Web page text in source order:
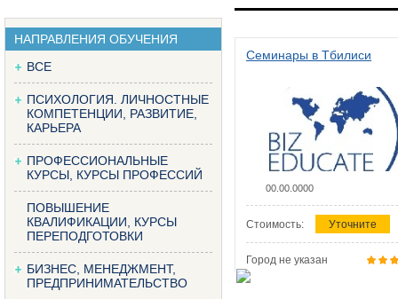
НАПРАВЛЕНИЯ ОБУЧЕНИЯ
ВСЕ
ПСИХОЛОГИЯ. ЛИЧНОСТНЫЕ
КОМПЕТЕНЦИИ, РАЗВИТИЕ,
КАРЬЕРА
ПРОФЕССИОНАЛЬНЫЕ
КУРСЫ, КУРСЫ ПРОФЕССИЙ
ПОВЫШЕНИЕ
КВАЛИФИКАЦИИ, КУРСЫ
ПЕРЕПОДГОТОВКИ
БИЗНЕС, МЕНЕДЖМЕНТ,
ПРЕДПРИНИМАТЕЛЬСТВО
Семинары в Тбилиси
00.00.0000
Стоимость: Уточните
Город не указан